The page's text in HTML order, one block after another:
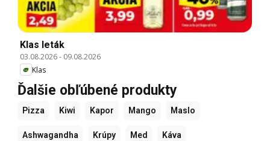
Klas leták
03.08.2026- 09.08.2026
Klas
Ďalšie obľúbené produkty
Pizza Kiwi Kapor Mango Maslo
Ashwagandha Krúpy Med Káva